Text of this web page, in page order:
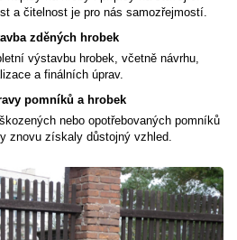
a čitelnost je pro nás samozřejmostí.
zděných hrobek
výstavbu hrobek, včetně návrhu,
a finálních úprav.
pomníků a hrobek
nebo opotřebovaných pomníků
znovu získaly důstojný vzhled.